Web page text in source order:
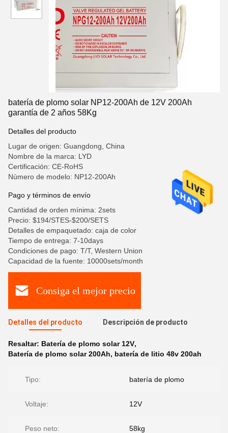
batería de plomo solar NP12-200Ah de 12V 200Ah
garantía de 2 años 58Kg
Detalles del producto
Lugar de origen: Guangdong, China
Nombre de la marca: LYD
Certificación: CE-RoHS
Número de modelo: NP12-200Ah
Pago y términos de envío
Cantidad de orden mínima: 2sets
Precio: $194/STES-$200/SETS
Detalles de empaquetado: caja de color
Tiempo de entrega: 7-10days
Condiciones de pago: T/T, Western Union
Capacidad de la fuente: 10000sets/month
Consiga el mejor precio
Detalles del producto Descripción de producto
Resaltar: Batería de plomo solar 12V,
Batería de plomo solar 200Ah, batería de litio 48v 200ah
Tipo: batería de plomo
Voltaje: 12V
Peso neto: 58kg